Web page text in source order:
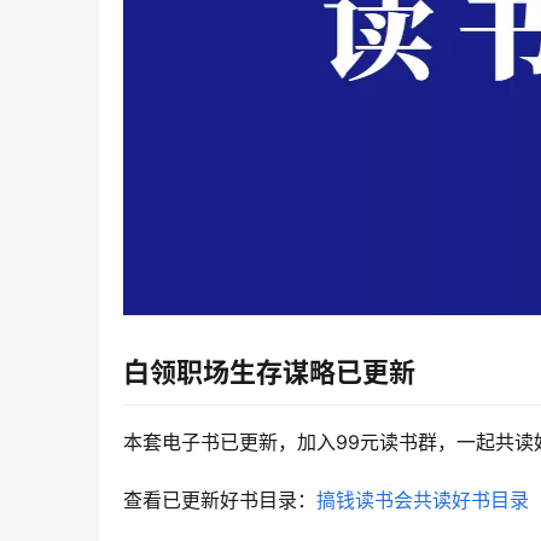
白领职场生存谋略已更新
本套电子书已更新，加入99元读书群，一起共读
查看已更新好书目录： 搞钱读书会共读好书目录